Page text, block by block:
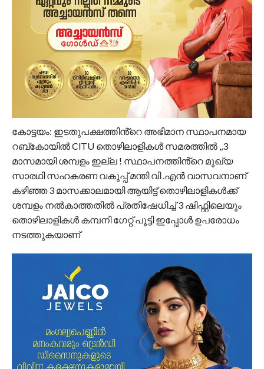
കോട്ടയം: ഇടതുപക്ഷത്തിൻ്റെ അഭിമാന സ്ഥാപനമായ
റബ്കോയിൽ ClTU തൊഴിലാളികൾ സമരത്തിൽ ,,3
മാസമായി ശമ്പളം ഇല്ല ! സ്ഥാപനത്തിൻ്റെ മുഖ്യ
സാരഥി സഹകരണ വകുപ്പ് മന്തി വി .എൻ വാസവനാണ്
കഴിഞ്ഞ 3 മാസക്കാലമായി ആയിട്ട് തൊഴിലാളികൾക്ക്
ശമ്പളം നൽകാത്തതിൽ പ്രതിഷേധിച്ച് 3 ഷിഫ്റ്റിലെയും
തൊഴിലാളികൾ കമ്പനി ഗേറ്റ് പൂട്ടി ഇപ്പോൾ ഉപരോധം
നടത്തുകയാണ്